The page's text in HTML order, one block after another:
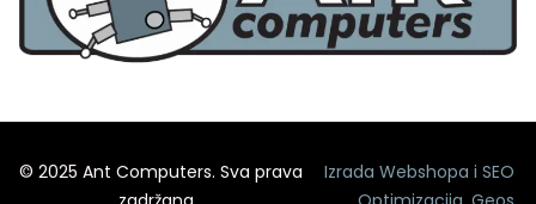
© 2025 Ant Computers. Sva prava
Izrada Webshopa iSEO